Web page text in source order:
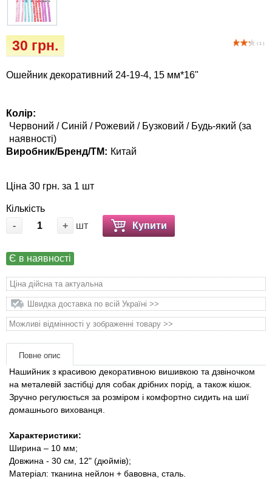
( 1 )
30 грн.
Ошейник декоративний 24-19-4, 15 мм*16"
Колір:
Червоний / Синій / Рожевий / Бузковий / Будь-який (за
наявності)
Виробник/Бренд/ТМ: Китай
Ціна 30 грн. за 1 шт
Кількість
-
+ шт Купити
Є в наявності
Ціна дійсна та актуальна
Швидка доставка по всій Україні >>
Можливі відмінності у зображенні товару >>
Повне опис
Нашийник з красивою декоративною вишивкою та дзвіночком
на металевій застібці для собак дрібних порід, а також кішок.
Зручно регулюється за розміром і комфортно сидить на шиї
домашнього вихованця.
Характеристики:
Ширина – 10 мм;
Довжина - 30 см, 12" (дюймів);
Матеріал: тканина нейлон + бавовна, сталь.
Vet Diet Canine Wet - ветеринарные диеты
для собак
коврики
Миски, автогодівниці, поїлки
Одяг та взуття
матеріали
Товари для голубів
Товари для гризунів
Товари для людей
Хозряд - господарчі товари оптом
Популярні зоотоварі
Архів / Знято з виробництва